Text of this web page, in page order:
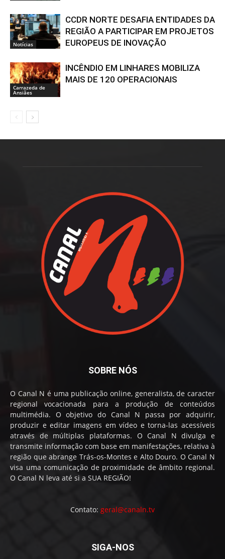
Notícias
CCDR NORTE DESAFIA ENTIDADES DA
REGIÃO A PARTICIPAR EM PROJETOS
EUROPEUS DE INOVAÇÃO
Carrazeda de
Ansiães
INCÊNDIO EM LINHARES MOBILIZA
MAIS DE 120 OPERACIONAIS
SOBRE NÓS
O Canal N é uma publicação online, generalista, de caracter
regional vocacionada para a produção de conteúdos
multimédia. O objetivo do Canal N passa por adquirir,
produzir e editar imagens em vídeo e torna-las acessíveis
através de múltiplas plataformas. O Canal N divulga e
transmite informação com base em manifestações, relativa à
região que abrange Trás-os-Montes e Alto Douro. O Canal N
visa uma comunicação de proximidade de âmbito regional.
O Canal N leva até si a SUA REGIÃO!
Contato: geral@canaln.tv
SIGA-NOS